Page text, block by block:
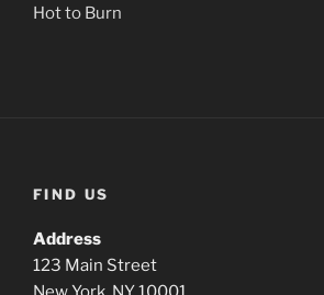
Hot to Burn
FIND US
Address
123 Main Street